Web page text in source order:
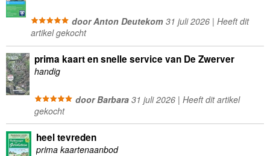
door Anton Deutekom31 juli 2026 | Heeft dit
artikel gekocht
prima kaart en snelle service van De Zwerver
handig
door Barbara31 juli 2026 | Heeft dit artikel
gekocht
heel tevreden
prima kaartenaanbod